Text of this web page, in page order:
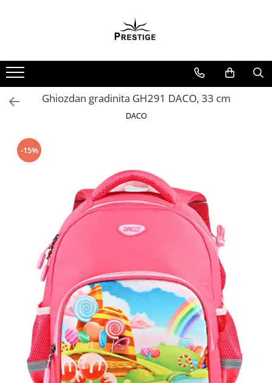
Noutati
Promotii
Pachete Speciale Carti
Arte Divinatorii
Astrologie
Dezvoltare Spirituala
KidConnection
Minte Corp
New Illuminati Files
Numerologie
Paranormal
Parapsihologie
Ramtha
Audiobook
ReConnect
Ghiozdan gradinita GH291 DACO, 33 cm
DACO
-15%